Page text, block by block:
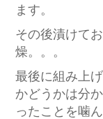
ます。
その後漬けて
燥。。。
最後に組み上
かどうかは分
ったことを噛